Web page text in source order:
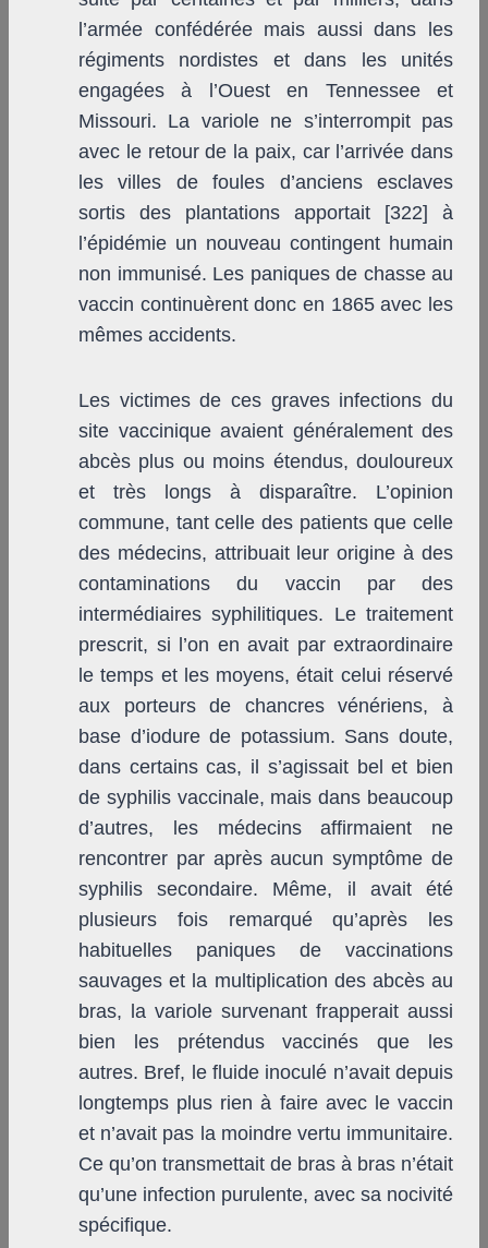
l’armée confédérée mais aussi dans les
régiments nordistes et dans les unités
engagées à l’Ouest en Tennessee et
Missouri. La variole ne s’interrompit pas
avec le retour de la paix, car l’arrivée dans
les villes de foules d’anciens esclaves
sortis des plantations apportait [322] à
l’épidémie un nouveau contingent humain
non immunisé. Les paniques de chasse au
vaccin continuèrent donc en 1865 avec les
mêmes accidents.
Les victimes de ces graves infections du
site vaccinique avaient généralement des
abcès plus ou moins étendus, douloureux
et très longs à disparaître. L’opinion
commune, tant celle des patients que celle
des médecins, attribuait leur origine à des
contaminations du vaccin par des
intermédiaires syphilitiques. Le traitement
prescrit, si l’on en avait par extraordinaire
le temps et les moyens, était celui réservé
aux porteurs de chancres vénériens, à
base d’iodure de potassium. Sans doute,
dans certains cas, il s’agissait bel et bien
de syphilis vaccinale, mais dans beaucoup
d’autres, les médecins affirmaient ne
rencontrer par après aucun symptôme de
syphilis secondaire. Même, il avait été
plusieurs fois remarqué qu’après les
habituelles paniques de vaccinations
sauvages et la multiplication des abcès au
bras, la variole survenant frapperait aussi
bien les prétendus vaccinés que les
autres. Bref, le fluide inoculé n’avait depuis
longtemps plus rien à faire avec le vaccin
et n’avait pas la moindre vertu immunitaire.
Ce qu’on transmettait de bras à bras n’était
qu’une infection purulente, avec sa nocivité
spécifique.